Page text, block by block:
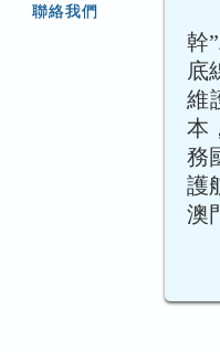
聯絡我們
幹
底
維
本
務
護
澳